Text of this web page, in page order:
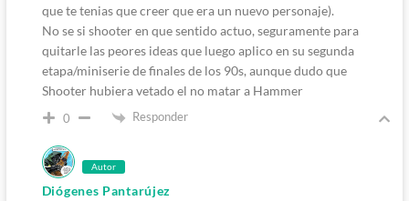
que te tenias que creer que era un nuevo personaje).
No se si shooter en que sentido actuo, seguramente para
quitarle las peores ideas que luego aplico en su segunda
etapa/miniserie de finales de los 90s, aunque dudo que
Shooter hubiera vetado el no matar a Hammer
0 Responder
Autor
Diógenes Pantarújez